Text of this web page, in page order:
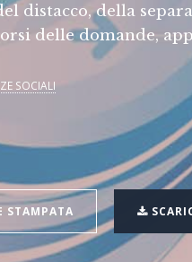
distacco, della
delle domande,
SOCIALI
STAMPATA